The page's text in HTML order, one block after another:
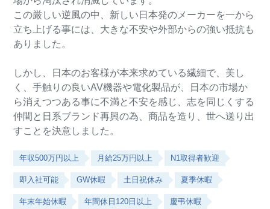
この厳しい逆風の中、新しい日本発のメーカーを一から
立ち上げる事には、大きな不安や外部からの強い抵抗も
ありました。
しかし、日本のお客様が本来求めている繊細で、美し
く、手触りの良いAV機器や電化製品が、日本の市場か
ら消えつつある事に不満と不安を感じ、志を同じくする
仲間と日系ブランド再興の為、商品を造り、世へ送り出
すことを決意しました。
年収500万円以上 月給25万円以上 N1取得者歓迎
即入社可能 GW休暇 土日祝休み 夏季休暇
年末年始休暇 年間休日120日以上 慶弔休暇